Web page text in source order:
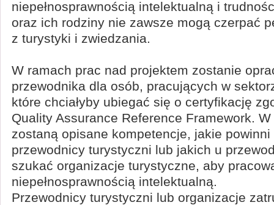
niepełnosprawnością intelektualną i
oraz ich rodziny nie zawsze mogą czerpać
z turystyki i zwiedzania.
W ramach prac nad projektem zostanie
przewodnika dla osób, pracujących w
które chciałyby ubiegać się o certyfikację
Quality Assurance Reference Framework.
zostaną opisane kompetencje, jakie
przewodnicy turystyczni lub jakich u
szukać organizacje turystyczne, aby
niepełnosprawnością intelektualną.
Przewodnicy turystyczni lub organizacje